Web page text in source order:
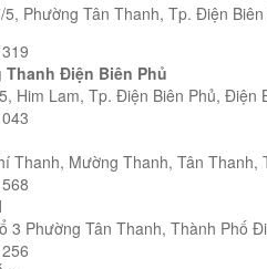
Phường Tân Thanh, Tp. Điện Biên
Điện Biên Phủ
Him Lam, Tp. Điện Biên Phủ, Điện
Thanh, Mường Thanh, Tân Thanh,
3 Phường Tân Thanh, Thành Phố